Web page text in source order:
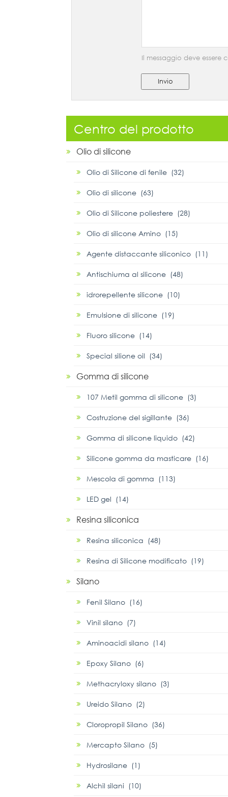
Il messaggio deve essere
Invio
Centro del prodotto
Olio di silicone
Olio di Silicone di fenile (32)
Olio di silicone (63)
Olio di Silicone poliestere (28)
Olio di silicone Amino (15)
Agente distaccante siliconico (11)
Antischiuma al silicone (48)
idrorepellente silicone (10)
Emulsione di silicone (19)
Fluoro silicone (14)
Special silione oil (34)
Gomma di silicone
107 Metil gomma di silicone (3)
Costruzione del sigillante (36)
Gomma di silicone liquido (42)
Silicone gomma da masticare (16)
Mescola di gomma (113)
LED gel (14)
Resina siliconica
Resina siliconica (48)
Resina di Silicone modificato (19)
Silano
Fenil Silano (16)
Vinil silano (7)
Aminoacidi silano (14)
Epoxy Silano (6)
Methacryloxy silano (3)
Ureido Silano (2)
Cloropropil Silano (36)
Mercapto Silano (5)
Hydrosilane (1)
Alchil silani (10)